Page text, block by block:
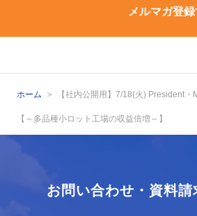
メルマガ登
ホーム 【社内公開用】7/18(火) President
【～多品種小ロット工場の収益倍増～】
お問い合わせ・資料請